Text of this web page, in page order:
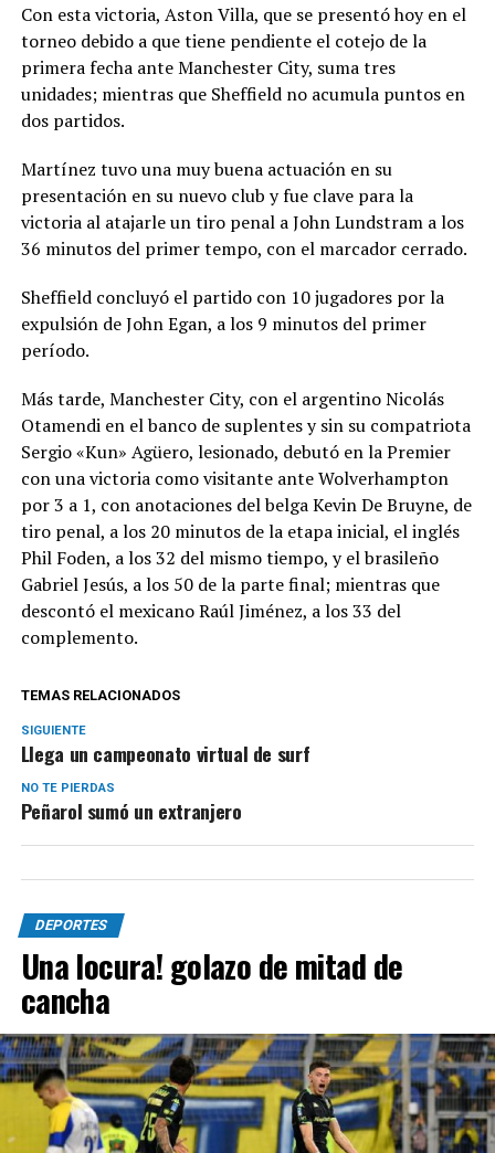
Con esta victoria, Aston Villa, que se presentó hoy en el
torneo debido a que tiene pendiente el cotejo de la
primera fecha ante Manchester City, suma tres
unidades; mientras que Sheffield no acumula puntos en
dos partidos.
Martínez tuvo una muy buena actuación en su
presentación en su nuevo club y fue clave para la
victoria al atajarle un tiro penal a John Lundstram a los
36 minutos del primer tempo, con el marcador cerrado.
Sheffield concluyó el partido con 10 jugadores por la
expulsión de John Egan, a los 9 minutos del primer
período.
Más tarde, Manchester City, con el argentino Nicolás
Otamendi en el banco de suplentes y sin su compatriota
Sergio «Kun» Agüero, lesionado, debutó en la Premier
con una victoria como visitante ante Wolverhampton
por 3 a 1, con anotaciones del belga Kevin De Bruyne, de
tiro penal, a los 20 minutos de la etapa inicial, el inglés
Phil Foden, a los 32 del mismo tiempo, y el brasileño
Gabriel Jesús, a los 50 de la parte final; mientras que
descontó el mexicano Raúl Jiménez, a los 33 del
complemento.
TEMAS RELACIONADOS
SIGUIENTE
Llega un campeonato virtual de surf
NO TE PIERDAS
Peñarol sumó un extranjero
DEPORTES
Una locura! golazo de mitad de
cancha